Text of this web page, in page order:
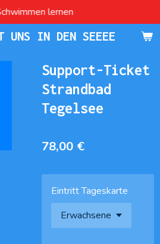
UNS IN DEN SEEEE
lernen
Support-Ticket
Strandbad
Tegelsee
78,00 €
Eintritt Tageskarte